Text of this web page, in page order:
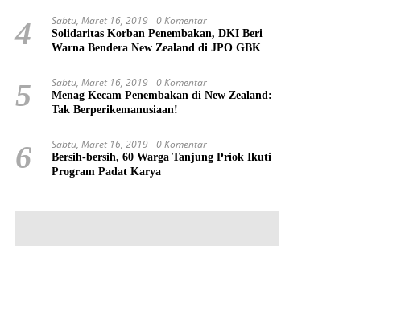
4 Sabtu, Maret 16, 2019 0 Komentar
Solidaritas Korban Penembakan, DKI Beri
Warna Bendera New Zealand di JPO GBK
5 Sabtu, Maret 16, 2019 0 Komentar
Menag Kecam Penembakan di New Zealand:
Tak Berperikemanusiaan!
6 Sabtu, Maret 16, 2019 0 Komentar
Bersih-bersih, 60 Warga Tanjung Priok Ikuti
Program Padat Karya